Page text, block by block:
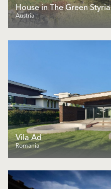
House in The Green Styria
Austria
Vila Ad
Romania